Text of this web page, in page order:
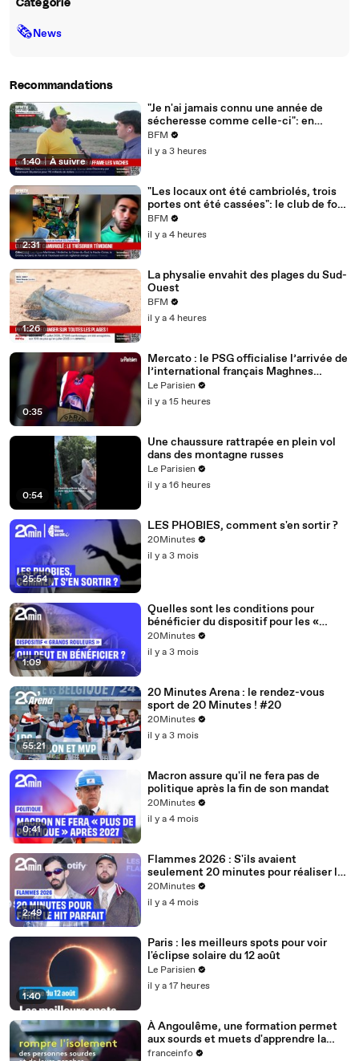
Catégorie
🗞News
Recommandations
1:40 | À suivre
"Je n'ai jamais connu une année de
sécheresse comme celle-ci": en
Charente-Maritime, à cause de la
sécheresse, l'herbe de cette prairie
n'est plus comestible pour les vaches
BFM
il y a 3 heures
2:31
"Les locaux ont été cambriolés, trois
portes ont été cassées": le club de foot
de Champfleur victime d'un
cambriolage
BFM
il y a 4 heures
1:26
La physalie envahit des plages du Sud-
Ouest
BFM
il y a 4 heures
0:35
Mercato : le PSG officialise l’arrivée de
l’international français Maghnes
Akliouche
Le Parisien
il y a 15 heures
0:54
Une chaussure rattrapée en plein vol
dans des montagne russes
Le Parisien
il y a 16 heures
25:54
LES PHOBIES, comment s'en sortir ?
20Minutes
il y a 3 mois
1:09
Quelles sont les conditions pour
bénéficier du dispositif pour les «
20Minutes
il y a 3 mois
55:21
20 Minutes Arena : le rendez-vous
sport de 20 Minutes ! #20
20Minutes
il y a 3 mois
0:41
Macron assure qu'il ne fera pas de
politique après la fin de son mandat
20Minutes
il y a 4 mois
2:49
Flammes 2026 : S'ils avaient
seulement 20 minutes pour réaliser le
hit parfait, quelle serait la recette ?
20Minutes
il y a 4 mois
1:40
Paris : les meilleurs spots pour voir
l'éclipse solaire du 12 août
Le Parisien
il y a 17 heures
À Angoulême, une formation permet
aux sourds et muets d'apprendre la
langue des signes
franceinfo